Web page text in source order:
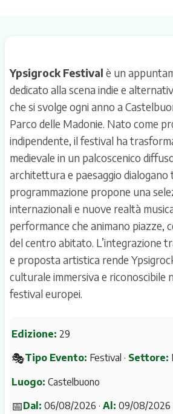
Ypsigrock Festival è un
dedicato alla scena indie e
che si svolge ogni anno a
Parco delle Madonie. Nato come
indipendente, il festival ha
medievale in un palcoscenico
architettura e paesaggio dialogano
programmazione propone una
internazionali e nuove realtà
performance che animano piazze,
del centro abitato. L’integrazione
e proposta artistica rende
culturale immersiva e riconoscibile
festival europei.
Edizione: 29
🎭Tipo Evento: Festival · Settore:
Luogo: Castelbuono
📅Dal: 06/08/2026 · Al: 09/08/2026